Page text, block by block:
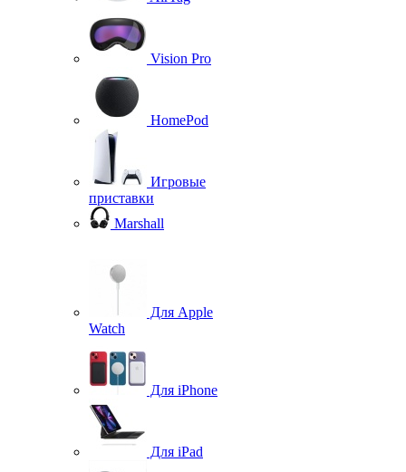
Vision Pro
HomePod
Игровые
приставки
Marshall
Для Apple
Watch
Для iPhone
Для iPad